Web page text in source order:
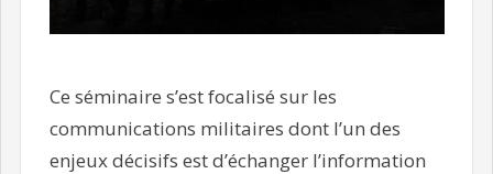
Ce séminaire s’est focalisé sur les
communications militaires dont l’un des
enjeux décisifs est d’échanger l’information